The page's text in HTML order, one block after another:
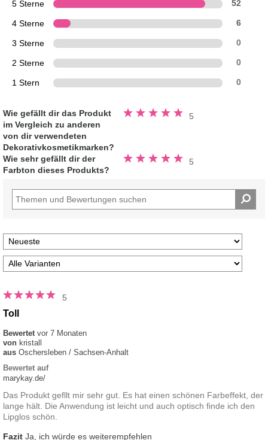
5 Sterne 52
4 Sterne 6
3 Sterne 0
2 Sterne 0
1 Stern 0
Wie gefällt dir das Produkt
im Vergleich zu anderen
von dir verwendeten
Dekorativkosmetikmarken?
5
Bewertung
5.0
Wie sehr gefällt dir der
Farbton dieses Produkts?
5
Bewertung
5.0
5
Toll
Bewertet vor 7 Monaten
von kristall
aus Oschersleben / Sachsen-Anhalt
Bewertet auf
marykay.de/
Das Produkt gefllt mir sehr gut. Es hat einen schönen Farbeffekt, der
lange hält. Die Anwendung ist leicht und auch optisch finde ich den
Lipglos schön.
Fazit Ja, ich würde es weiterempfehlen